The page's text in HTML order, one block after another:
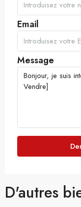
Email
Message
D'autres